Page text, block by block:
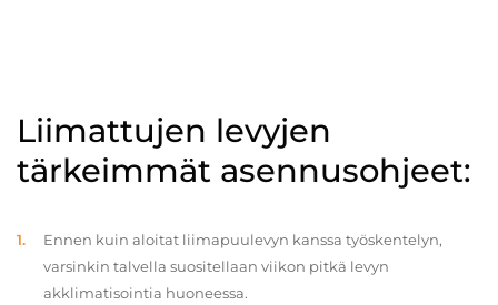
Liimattujen levyjen
tärkeimmät asennusohjeet:
Ennen kuin aloitat liimapuulevyn kanssa työskentelyn,
varsinkin talvella suositellaan viikon pitkä levyn
akklimatisointia huoneessa.